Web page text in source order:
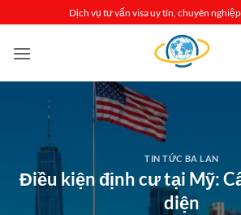
qua
nội
Dịch vụ tư vấn visa uy tín, chuyên
TIN TỨC BA LAN
Điều kiện định cư tại Mỹ:
diện